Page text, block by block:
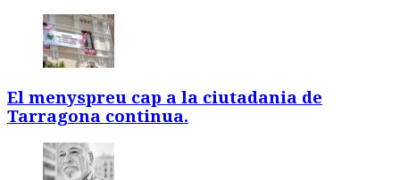
El menyspreu cap a la ciutadania de
Tarragona continua.